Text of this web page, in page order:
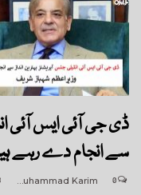
ڈی جی آئی ایس آئی
سے انجام دے رہے
Muhammad Karim